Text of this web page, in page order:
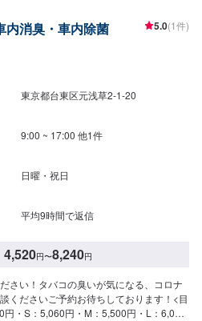
内消臭・車内除菌 5.0(1件)
東京都台東区元浅草2-1-20
9:00 ~ 17:00 他1件
日曜・祝日
平均9時間で返信
4,520円〜8,240円
さい！タバコの臭いが気になる、コロナ
くださいご予約お待ちしております！<目
・S：5,060円・M：5,500円・L：6,060